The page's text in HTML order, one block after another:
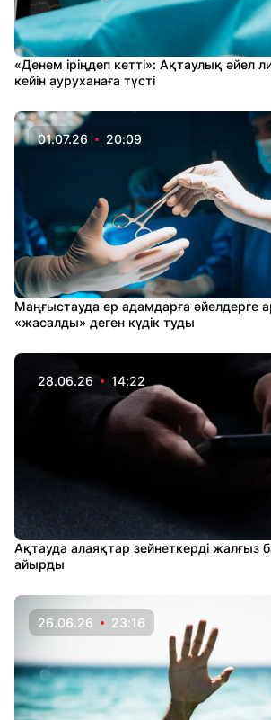
«Денем іріңдеп кетті»: Ақтаулық әйел
кейін ауруханаға түсті
01.07.26 20:09
Маңғыстауда ер адамдарға әйелдерге
«жасалды» деген күдік туды
28.06.26 14:22
Ақтауда алаяқтар зейнеткерді жалғыз
айырды
26.06.26 23:16